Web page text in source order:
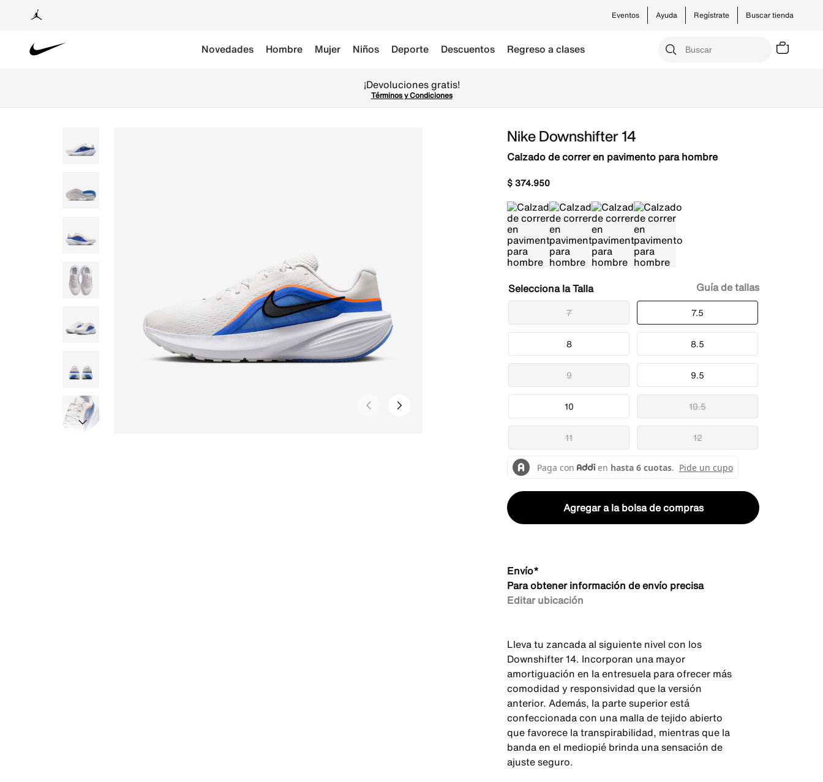
Buscar tienda
Ayuda Regístrate
Eventos
Novedades Hombre Mujer Niños Deporte Descuentos Regreso a clases
¡Devoluciones gratis!
Términos y Condiciones
Nike Downshifter 14
Calzado de correr en pavimento para hombre
$374.950
Talla
7 7.5
8 8.5
9 9.5
10 10.5
11 12
Guía de tallas
Agregar a la bolsa de compras
Envío*
Para obtener información de envío precisa
Editar ubicación
Lleva tu zancada al siguiente nivel con los
Downshifter 14. Incorporan una mayor
amortiguación en la entresuela para ofrecer más
comodidad y responsividad que la versión
anterior. Además, la parte superior está
confeccionada con una malla de tejido abierto
que favorece la transpirabilidad, mientras que la
banda en el mediopié brinda una sensación de
ajuste seguro.